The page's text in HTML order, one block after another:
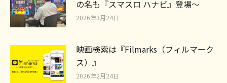
の名も『スマスロ ハナビ』登場～
2026年3月24日
映画検索は『Filmarks（フィルマーク
ス）』
2026年2月24日